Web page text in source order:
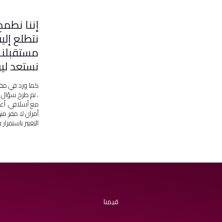
إننا
نتطلع
نستعد
كما ورد في
، تم طرح سؤال
مع أسلافي.
أمران لا مفر
التغيير
قيمنا